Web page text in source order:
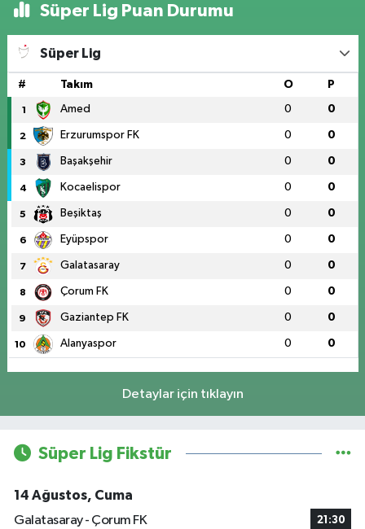
Süper Lig Puan Durumu
Süper Lig
# Takım O P
1 Amed 0 0
2 Erzurumspor FK 0 0
3 Başakşehir 0 0
4 Kocaelispor 0 0
5 Beşiktaş 0 0
6 Eyüpspor 0 0
7 Galatasaray 0 0
8 Çorum FK 0 0
9 Gaziantep FK 0 0
10 Alanyaspor 0 0
Detaylar için tıklayın
Süper Lig Fikstür
14 Ağustos, Cuma
Galatasaray - Çorum FK
21:30